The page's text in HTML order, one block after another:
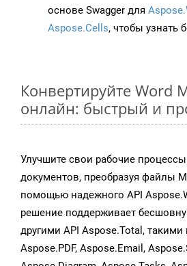
основе Swagger для
Aspose.Cells, чтобы узнать
Конвертируйте Word
онлайн: быстрый и
Улучшите свои рабочие
документов, преобразуя файлы
помощью надежного API
решение поддерживает
другими API Aspose.Total, такими
Aspose.PDF, Aspose.Email,